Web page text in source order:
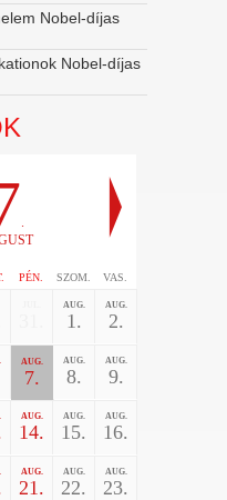
Nobel-díjas
Nobel-díjas
.
PÉN. SZOM. VAS.
AUG.
1.
AUG.
2.
AUG.
7.
AUG.
8.
AUG.
9.
AUG.
14.
AUG.
15.
AUG.
16.
AUG.
21.
AUG.
22.
AUG.
23.